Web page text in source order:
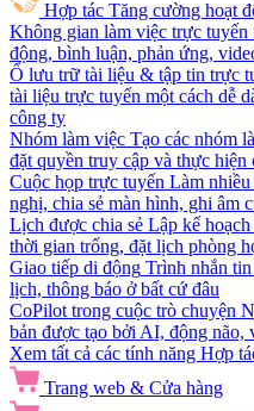
Hợp tác Tăng cường hoạt
Không gian làm việc trực tuyến
động, bình luận, phản ứng,
Ổ lưu trữ tài liệu & tập tin trực
tài liệu trực tuyến một cách dễ
công ty
Nhóm làm việc Tạo các nhóm
đặt quyền truy cập và thực hiện
Cuộc họp trực tuyến Làm
nghị, chia sẻ màn hình, ghi âm
Lịch được chia sẻ Lập kế
thời gian trống, đặt lịch phòng
Giao tiếp di động Trình nhắn
lịch, thông báo ở bất cứ đâu
CoPilot trong cuộc trò chuyện
bản được tạo bởi AI, động não,
Xem tất cả các tính năng Hợp
Trang web & Cửa hàng